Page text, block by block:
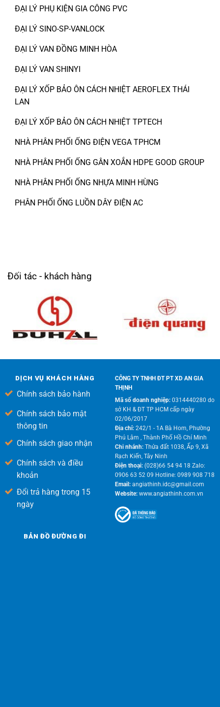
ĐẠI LÝ PHỤ KIỆN GIA CÔNG PVC
ĐẠI LÝ SINO-SP-VANLOCK
ĐẠI LÝ VAN ĐỒNG MINH HÒA
ĐẠI LÝ VAN SHINYI
ĐẠI LÝ XỐP BẢO ÔN CÁCH NHIỆT AEROFLEX THÁI
LAN
ĐẠI LÝ XỐP BẢO ÔN CÁCH NHIỆT TPTECH
NHÀ PHÂN PHỐI ỐNG ĐIỆN VEGA TPHCM
NHÀ PHÂN PHỐI ỐNG GÂN XOẮN HDPE GOOD GROUP
NHÀ PHÂN PHỐI ỐNG NHỰA MINH HÙNG
PHÂN PHỐI ỐNG LUỒN DÂY ĐIỆN AC
Đối tác - khách hàng
DỊCH VỤ KHÁCH HÀNG
Chính sách bảo hành
Chính sách bảo mật
thông tin
Chính sách giao nhận
Chính sách và điều
khoản
Đổi trả hàng trong 15
ngày
CÔNG TY TNHH ĐT PT XD AN GIA
THỊNH
Mã số doanh nghiệp:0314440280 do
sở KH & ĐT TP HCM cấp ngày
02/06/2017
Địa chỉ:242/1 - 1A Bà Hom, Phường
Phú Lâm , Thành Phố Hồ Chí Minh
Chi nhánh: Thửa đất 1038, Ấp 9, Xã
Rạch Kiến, Tây Ninh
Điện thoại:(028)66 54 94 18 Zalo:
0906 63 52 09 Hotline: 0989 908 718
Email:angiathinh.idc@gmail.com
Website:www.angiathinh.com.vn
BẢN ĐỒ ĐƯỜNG ĐI